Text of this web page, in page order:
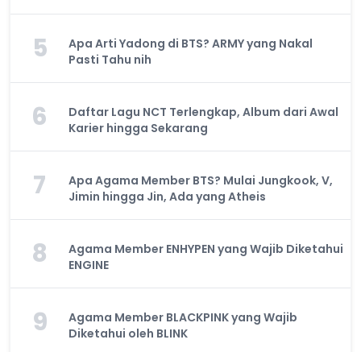
5
Apa Arti Yadong di BTS? ARMY yang Nakal
Pasti Tahu nih
6
Daftar Lagu NCT Terlengkap, Album dari Awal
Karier hingga Sekarang
7
Apa Agama Member BTS? Mulai Jungkook, V,
Jimin hingga Jin, Ada yang Atheis
8
Agama Member ENHYPEN yang Wajib Diketahui
ENGINE
9
Agama Member BLACKPINK yang Wajib
Diketahui oleh BLINK